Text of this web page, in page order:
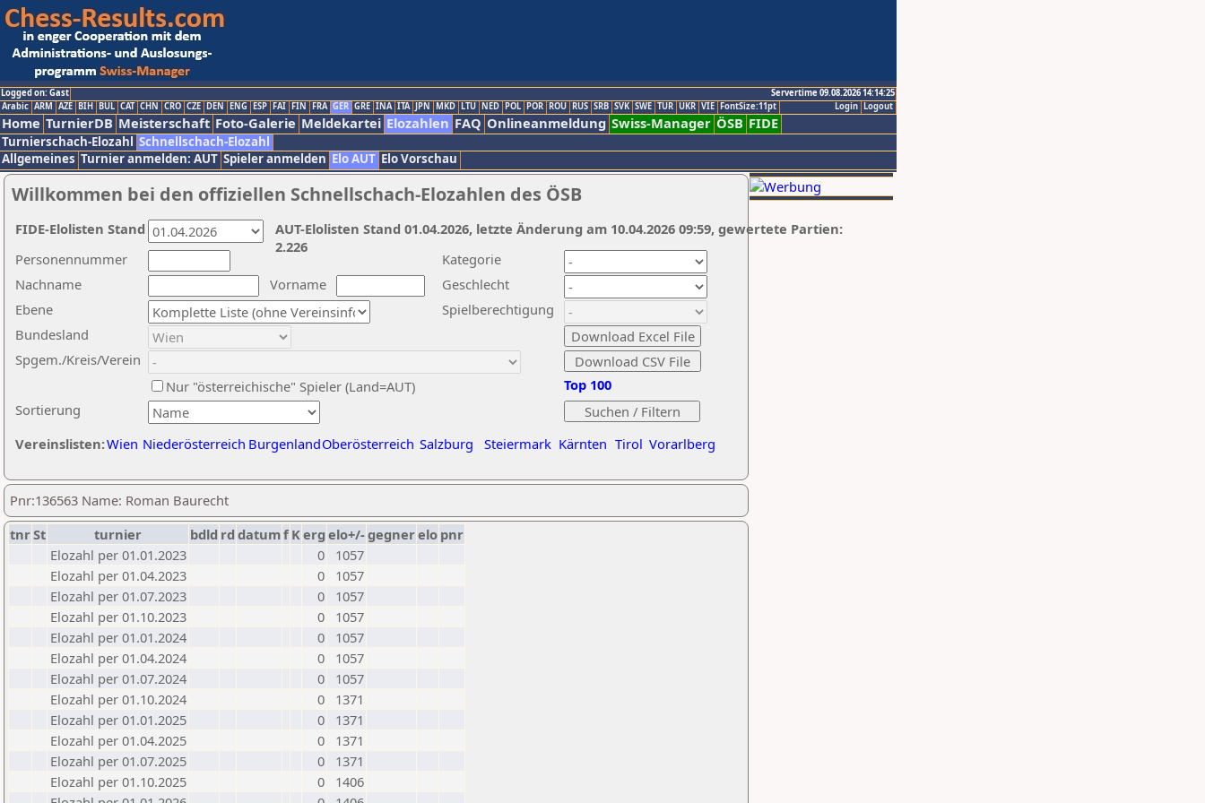
Logged on: Gast
Servertime 09.08.2026 14:14:25
Logout
Login
Arabic ARM AZE BIH BUL CAT CHN CRO CZE DEN ENG ESP FAI FIN FRA GER GRE INA ITA JPN MKD LTU NED POL POR ROU RUS SRB SVK SWE TUR UKR VIE FontSize:11pt
Home TurnierDB Meisterschaft Foto-Galerie Meldekartei Elozahlen FAQ Onlineanmeldung Swiss-Manager ÖSB FIDE
Turnierschach-Elozahl Schnellschach-Elozahl
Allgemeines Turnier anmelden: AUT Spieler anmelden Elo AUT Elo Vorschau
Willkommen bei den offiziellen Schnellschach-Elozahlen des ÖSB
Nachname
Vorname
Ebene
Kategorie
Sortierung
Personennummer
Bundesland
Spgem./Kreis/Verein
Geschlecht
Nur "österreichische" Spieler (Land=AUT)
Spielberechtigung
Vereinslisten:Wien Niederösterreich BurgenlandOberösterreich Salzburg Steiermark Kärnten Tirol Vorarlberg
Top 100
AUT-Elolisten Stand 01.04.2026, letzte Änderung am 10.04.2026 09:59, gewertete Partien:
2.226
FIDE-Elolisten Stand
Pnr:136563 Name: Roman Baurecht
tnrSt turnier bdld rd datumf Kerg elo+/-gegnerelo pnr
Elozahl per 01.01.2023
0
1057
Elozahl per 01.04.2023
0
1057
Elozahl per 01.07.2023
0
1057
Elozahl per 01.10.2023
0
1057
Elozahl per 01.01.2024
0
1057
Elozahl per 01.04.2024
0
1057
Elozahl per 01.07.2024
0
1057
Elozahl per 01.10.2024
0
1371
Elozahl per 01.01.2025
0
1371
Elozahl per 01.04.2025
0
1371
Elozahl per 01.07.2025
0
1371
Elozahl per 01.10.2025
0
1406